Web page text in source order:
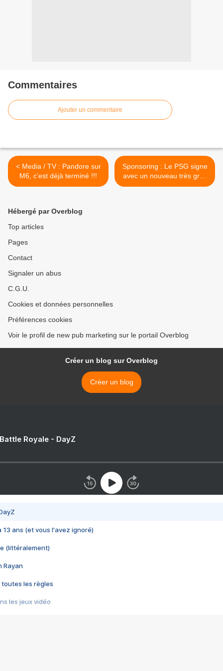
Commentaires
Ajouter un commentaire
< Media / TV : Pandore sur
M6, c'est déjà terminé !!!
Sponsoring : Le PSG signe
avec un nouveau très gros
sponsor pour 2026 >
Hébergé par Overblog
Top articles
Pages
Contact
Signaler un abus
C.G.U.
Cookies et données personnelles
Préférences cookies
Voir le profil de new pub marketing sur le portail Overblog
Créer un blog sur Overblog
Créer un blog
Royale - DayZ
13 ans (et vous l'avez ignoré)
(littéralement)
Rayan
toutes les règles
les jeux vidéo